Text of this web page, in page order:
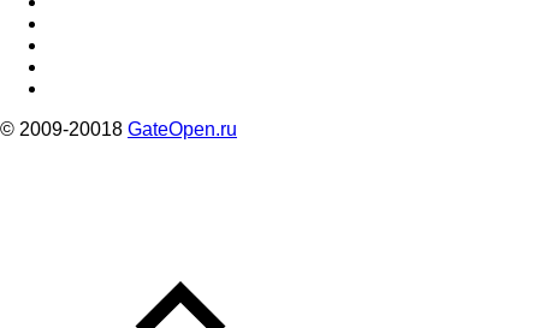
© 2009-20018 GateOpen.ru